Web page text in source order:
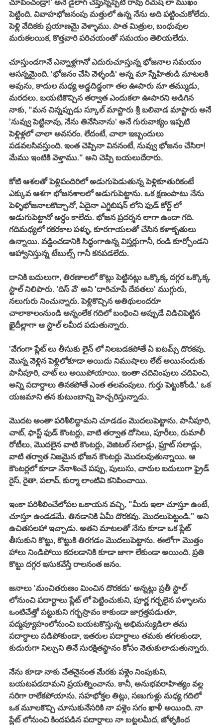
చూపించండ్రా!' అనే డైలాగ్ చెప్తున్నప్పటి రావు రమేష్ లా ముఖం
పెట్టింది. వివాహభోజనంపు మత్తులో ఉన్న నేను అది పట్టించుకోలేదు.
పెళ్లి వేదికకు ప్రయాణమై వెళ్ళాము. పాత మిత్రుల, బంధువుల
మరుకలయిక, కొత్తవారి పరిచయంతో సమయం తెలియలేదు.
చూస్తుండగానే ఎన్నాళ్లగానో ఎదురుచూస్తున్న భోజనాల సమయం
ఆసన్నమైంది. 'భోజనం చేసి వెళ్ళండి' అన్న మా స్నేహితుడి మాటలకి
అవును, కాదుల మధ్య అడ్డదిడ్డంగా తల ఊపారు మా తమ్ముడు,
మరదలు. బయటికొచ్చిన తర్వాత ఎందుకలా ఊపారని అడిగిన
నాకు, "మన చిన్నప్పుడు స్కూల్ మాస్టారు శ్రీ బలివాడ మాస్టారు అనే
'నువ్వు పెట్టినావు, నేను తినేసినాను' అనే గురువాక్యం ఇప్పటి
పెళ్లిళ్లలో చాలా అవసరం. లేదంటే, చాలా ఇబ్బందులు
పడవలసివస్తుంది. ఇంత చెప్పినా విననంటే, నువ్వు భోజనం చేసిరా!
మేము ఇంటికి వెళ్తాము." అని చెప్పి బయలుదేరారు.
కోటి ఆశలతో పెళ్లిపందిరిలో అడుగుపెడుతున్న పెళ్లికూతురికంటే
ఎక్కువ ఆశగా భోజనశాలలో అడుగుపెట్టాను. ఒక క్షణంపాటు నేను
పెళ్ళిభోజనాలకొచ్చానో, ఏదైనా ఎగ్జిబిషన్ లోని ఫుడ్ కోర్ట్ లో
అడుగుపెట్టానో అర్ధం కాలేదు. భోజన ప్రదర్శన లాగా ఉందా గది.
గదిమధ్యలో రకరకాల పళ్ళు, కూరగాయలతో చేసిన కళాకృతులు
ఉన్నాయి. వడ్డించడానికి సిద్ధంగాఉన్న విస్తర్లుగానీ, రండి కూర్చోండని
ఆహ్వానిస్తున్న టేబుల్స్ గానీ కనపడలేదు.
దానికి బదులుగా, తిరణాలలో కొట్లు పెట్టినట్లు ఒక్కొక్క దగ్గర ఒక్కొక్క
స్టాల్ నిలిపారు. 'దిస్ వే' అని 'దారిచూపే దేవతలు' ముగ్గురు,
నలుగురు నించున్నారు. పెళ్లికొచ్చిన అతిథులందరూ
చాలాకాలంనుండి అన్నంలేక గదిలో బంధించి అప్పుడే విడిచిపెట్టిన
ఖైదీల్లాగా ఆ స్టాల్ లమీద పడుతున్నారు.
'వేగంగా ప్లేట్ లు తీసుకు లైన్ లో నిలబడకపోతే ఏ ఐటమ్స్ దొరకవు.
మొన్న వెళ్లిన పెళ్లిలోకూడా అయిదు నిముషాలు లేట్ అయినందుకు
పానీపూరి, చాట్ లు అయిపోయాయి. ఇంతా చదివింపులు చదివించి,
అన్ని పదార్ధాలు తినకపోతే ఎంత తలవంపులు. గుర్తు పెట్టుకోండి.' ఒక
యజమాని తన కుటుంబాన్ని హెచ్చరిస్తున్నాడు.
మొదట అంతా పరిశీలిద్దామని చూడడం మొదలుపెట్టాను. పానీపూరి,
చాట్, ఫాస్ట్ ఫుడ్ కౌంటర్లు, వాటి తర్వాత దోసెలు, పూరీలు, రుమాలీ
రోటీలు, మొదలైన వాటి కౌంటర్లు, వెజిటల్ సలాడ్లు, ఫ్రూట్ సలాడ్లు,
వాటి తర్వాత నిజమైన భోజన కౌంటర్లు మొదలవుతున్నాయి. ఆ
కౌంటర్లలో కూడా నేనాశించే పప్పు, పులుసు, చారుల బదులుగా ఫ్రైడ్
రైస్, రైతా, పలావ్, కుర్మా లాంటివి కనిపించాయి.
ఇంకా పరిశీలించేలోపల ఒకాయన వచ్చి, "మీరు ఇలా చూస్తూ ఉంటే,
చూస్తూ ఉండడమే. తినడానికి ఏమీ దొరకవు. మొదలుపెట్టండి." అని
ఉచితసలహా ఇచ్చాడు. అతని మాటలతో నేను కూడా ఒక ప్లేట్
తీసుకుని కొట్టు, కొట్టుకి తిరగడం మొదలుపెట్టాను. ఈలోగా మొత్తం
హాలు నిండిపోయి కదలడానికి కూడా జాగా లేకుండా అయింది. ప్రతి
కొట్టు దగ్గర ఇసుకవేస్తే రాలనంత జనం.
జనాలు 'మంచితరుణం మించిన దొరకదు' అన్నట్లు ప్రతీ స్టాల్
లోనుంచి పదార్ధాలు ప్లేట్ లో పెట్టించుకుని, పూర్ణ గర్భలైన పళ్ళాలను
ఒంటిచేత్తో పట్టుకుని గర్భస్రావం కాకుండా జాగ్రత్తపడుతూ,
పద్మవ్యూహంలోనుంచి బయటకొస్తున్న అభిమన్యుడిలా తమ
పదార్ధాలు పడిపోకుండా, ఇతరుల పదార్ధాలు తమకు తగలకుండా,
కుదురుగా నిల్చుని తినే సురక్షితస్థానం కోసం వెతుకులాడుతున్నారు.
నేను కూడా నాకు చేతనైనంత మేరకు పళ్లెం నింపుకుని,
బయటపడదామని ప్రయత్నించాను. కానీ, అనుభవరాహిత్యం వల్ల
సరిగా రాలేకపోయాను. సహభోక్తల తిట్లు, సణుగుళ్లు మధ్య గదిలో
ఒక మూలకొచ్చి చూసుకునేసరికి నా పళ్లెం సగం ఖాళీ అయింది. నా
ప్లేట్ లోనుంచి కిందపడిన పదార్ధాలు నా బట్టలమీద, జోళ్ళకింద